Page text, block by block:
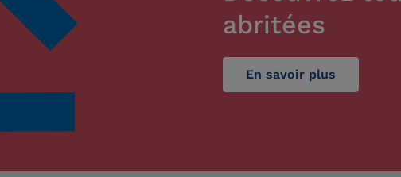
abritées
En savoir plus